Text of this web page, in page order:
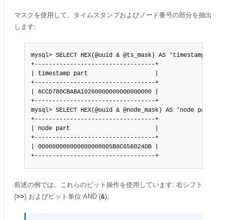
マスクを使用して、タイムスタンプおよびノード番号の部分を抽出
します:
mysql> SELECT HEX(@uuid & @ts_mask) AS 'timestamp
+----------------------------------+
| timestamp part                   |
+----------------------------------+
| 6CCD780CBABA10260000000000000000 |
+----------------------------------+
mysql> SELECT HEX(@uuid & @node_mask) AS 'node part';
+----------------------------------+
| node part                        |
+----------------------------------+
| 000000000000000000005B8C656024DB |
+----------------------------------+
前述の例では、これらのビット操作を使用しています: 右シフト
(>>) およびビット単位 AND (&)。